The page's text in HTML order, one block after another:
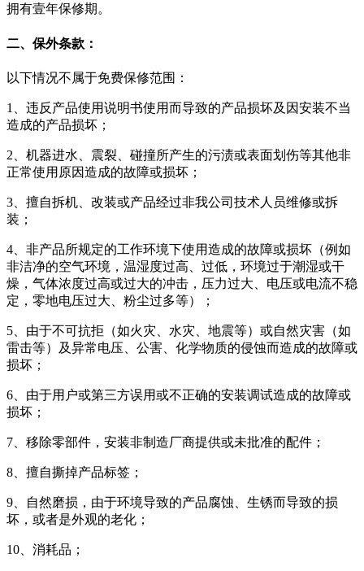
拥有壹年保修期。
二、保外条款：
以下情况不属于免费保修范围：
1、违反产品使用说明书使用而导致的产品损坏及因安装不当
造成的产品损坏；
2、机器进水、震裂、碰撞所产生的污渍或表面划伤等其他非
正常使用原因造成的故障或损坏；
3、擅自拆机、改装或产品经过非我公司技术人员维修或拆
装；
4、非产品所规定的工作环境下使用造成的故障或损坏（例如
非洁净的空气环境，温湿度过高、过低，环境过于潮湿或干
燥，气体浓度过高或过大的冲击，压力过大、电压或电流不稳
定，零地电压过大、粉尘过多等）；
5、由于不可抗拒（如火灾、水灾、地震等）或自然灾害（如
雷击等）及异常电压、公害、化学物质的侵蚀而造成的故障或
损坏；
6、由于用户或第三方误用或不正确的安装调试造成的故障或
损坏；
7、移除零部件，安装非制造厂商提供或未批准的配件；
8、擅自撕掉产品标签；
9、自然磨损，由于环境导致的产品腐蚀、生锈而导致的损
坏，或者是外观的老化；
10、消耗品；